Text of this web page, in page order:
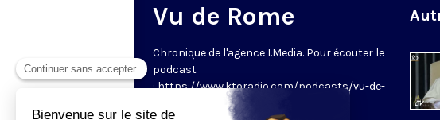
Vu de Rome
Chronique de l'agence I.Media. Pour écouter le
podcast
: https://www.ktoradio.com/podcasts/vu-de-